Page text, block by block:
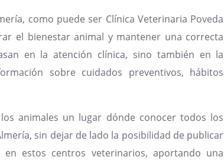
como puede ser Clínica Veterinaria Poveda
el bienestar animal y mantener una correcta
en la atención clínica, sino también en la
sobre cuidados preventivos, hábitos
animales un lugar dónde conocer todos los
sin dejar de lado la posibilidad de publicar
estos centros veterinarios, aportando una